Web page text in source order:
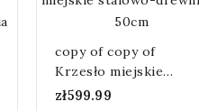
copy of copy of
Krzesło miejskie
stalowo-drewniane
zł599.99